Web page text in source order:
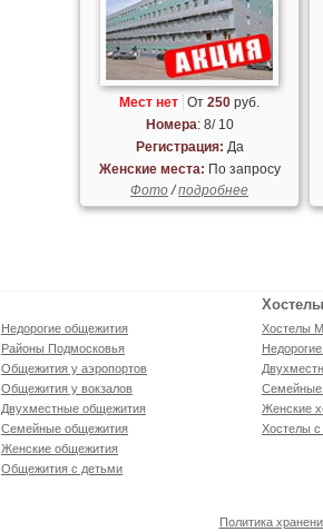
Мест нет От250 руб.
Номера: 8/ 10
Регистрация: Да
Женские места: По запросу
Фото/подробнее
Недорогие общежития
Районы Подмосковья
Общежития у аэропортов
Общежития у вокзалов
Двухместные общежития
Семейные общежития
Женские общежития
Общежития с детьми
Хостелы
Хостелы
Семейные
Женские
Хостелы
Политика